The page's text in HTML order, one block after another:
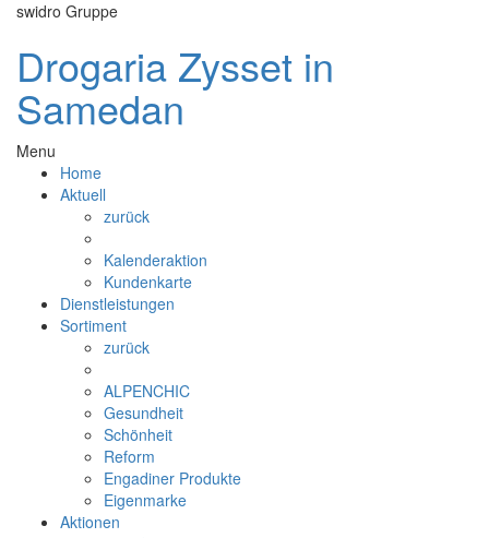
swidro Gruppe
Drogaria Zysset in
Samedan
Menu
Home
Aktuell
zurück
Kalenderaktion
Kundenkarte
Dienstleistungen
Sortiment
zurück
ALPENCHIC
Gesundheit
Schönheit
Reform
Engadiner Produkte
Eigenmarke
Aktionen